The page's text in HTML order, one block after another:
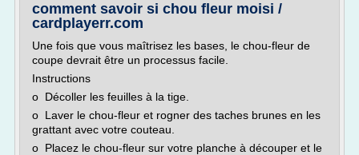
comment savoir si chou fleur moisi /
cardplayerr.com
Une fois que vous maîtrisez les bases, le chou-fleur de
coupe devrait être un processus facile.
Instructions
o Décoller les feuilles à la tige.
o Laver le chou-fleur et rogner des taches brunes en les
grattant avec votre couteau.
o Placez le chou-fleur sur votre planche à découper et le